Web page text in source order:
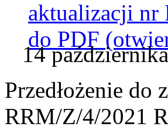
aktualizacji nr
do PDF
14
Przedłożenie
RRM/Z/4/2021